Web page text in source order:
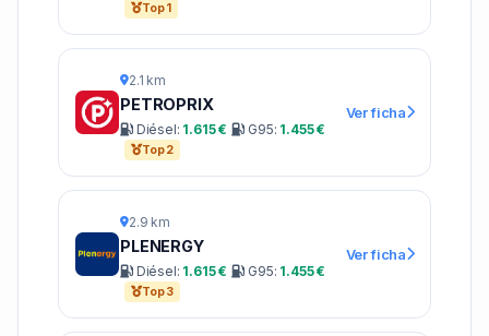
Top 1
2.1 km
PETROPRIX
Diésel: 1.615 € G95: 1.455 €
Top 2
Ver ficha
2.9 km
PLENERGY
Diésel: 1.615 € G95: 1.455 €
Top 3
Ver ficha